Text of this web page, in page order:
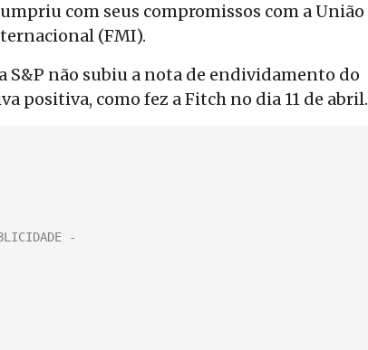
com seus compromissos com a União
(FMI).
não subiu a nota de endividamento do
positiva, como fez a Fitch no dia 11 de abril.